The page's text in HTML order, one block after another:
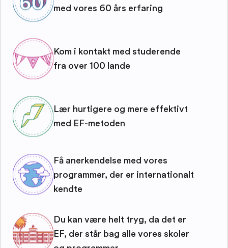
med vores 60 års erfaring
Kom i kontakt med studerende
fra over 100 lande
Lær hurtigere og mere effektivt
med EF-metoden
Få anerkendelse med vores
programmer, der er internationalt
kendte
Du kan være helt tryg, da det er
EF, der står bag alle vores skoler